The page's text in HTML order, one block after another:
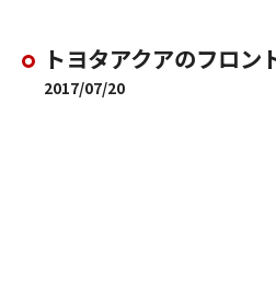
トヨタアクアのフロン
2017/07/20